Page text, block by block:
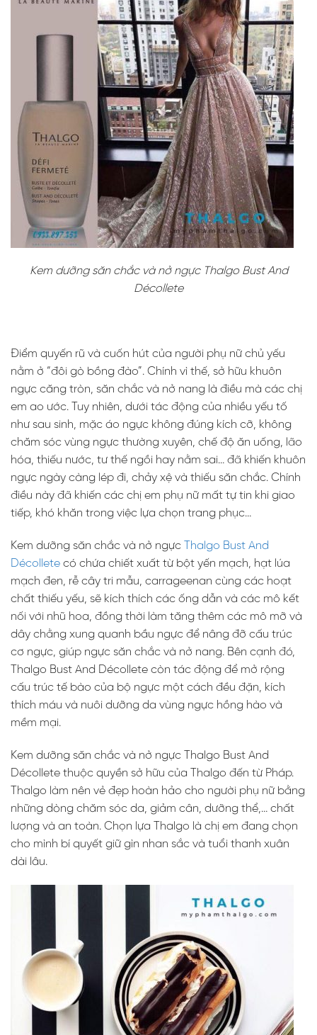
Kem dưỡng săn chắc và nở ngực Thalgo Bust And
Décollete
Điểm quyến rũ và cuốn hút của người phụ nữ chủ yếu
nằm ở “đôi gò bồng đào”. Chính vì thế, sở hữu khuôn
ngực căng tròn, săn chắc và nở nang là điều mà các chị
em ao ước. Tuy nhiên, dưới tác động của nhiều yếu tố
như sau sinh, mặc áo ngực không đúng kích cỡ, không
chăm sóc vùng ngực thường xuyên, chế độ ăn uống, lão
hóa, thiếu nước, tư thế ngồi hay nằm sai… đã khiến khuôn
ngực ngày càng lép đi, chảy xệ và thiếu săn chắc. Chính
điều này đã khiến các chị em phụ nữ mất tự tin khi giao
tiếp, khó khăn trong việc lựa chọn trang phục…
Kem dưỡng săn chắc và nở ngực
Thalgo Bust And
Décollete có chứa chiết xuất từ bột yến mạch, hạt lúa
mạch đen, rễ cây tri mẫu, carrageenan cùng các hoạt
chất thiếu yếu, sẽ kích thích các ống dẫn và các mô kết
nối với nhũ hoa, đồng thời làm tăng thêm các mô mỡ và
dây chằng xung quanh bầu ngực để nâng đỡ cấu trúc
cơ ngực, giúp ngực săn chắc và nở nang. Bên cạnh đó,
Thalgo Bust And Décollete còn tác động để mở rộng
cấu trúc tế bào của bộ ngực một cách đều đặn, kích
thích máu và nuôi dưỡng da vùng ngực hồng hào và
mềm mại.
Kem dưỡng săn chắc và nở ngực Thalgo Bust And
Décollete thuộc quyền sở hữu của Thalgo đến từ Pháp.
Thalgo làm nên vẻ đẹp hoàn hảo cho người phụ nữ bằng
những dòng chăm sóc da, giảm cân, dưỡng thể,… chất
lượng và an toàn. Chọn lựa Thalgo là chị em đang chọn
cho mình bí quyết giữ gìn nhan sắc và tuổi thanh xuân
dài lâu.